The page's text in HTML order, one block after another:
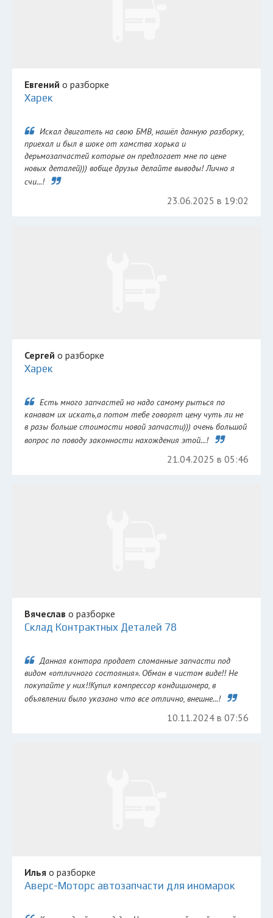
Евгений о разборке
Харек
Искал двигатель на свою БМВ, нашёл данную разборку,
приехал и был в шоке от хамства хорька и
дерьмозапчастей которые он предлогает мне по цене
новых деталей))) вобще друзья делайте выводы! Лично я
счи...!
23.06.2025 в 19:02
Сергей о разборке
Харек
Есть много запчастей но надо самому рыться по
канавам их искать,а потом тебе говорят цену чуть ли не
в разы больше стоимости новой запчасти))) очень большой
вопрос по поводу законности нахождения этой...!
21.04.2025 в 05:46
Вячеслав о разборке
Склад Контрактных Деталей 78
Данная контора продает сломанные запчасти под
видом «отличного состояния». Обман в чистом виде!! Не
покупайте у них!!Купил компрессор кондиционера, в
объявлении было указано что все отлично, внешне...!
10.11.2024 в 07:56
Илья о разборке
Аверс-Моторс автозапчасти для иномарок